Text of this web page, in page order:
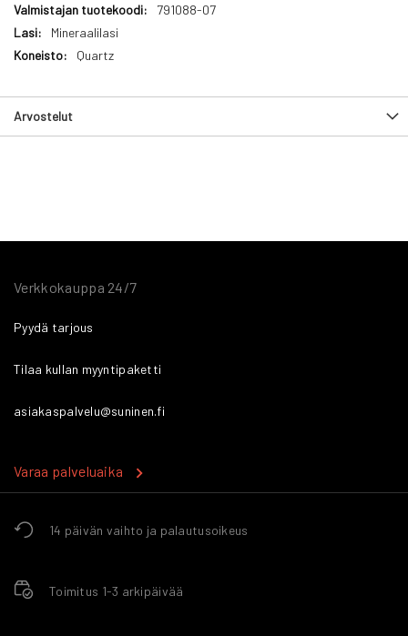
Yksityiskohdat
791088-07
Mineraalilasi
Quartz
Arvostelut
14 päivän vaihto ja palautusoikeus
Toimitus 1-3 arkipäivää
Verkkokauppa 24/7
Pyydä tarjous
Tilaa kullan myyntipaketti
asiakaspalvelu@suninen.fi
Varaa palveluaika